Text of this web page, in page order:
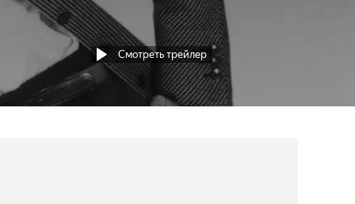
Смотреть трейлер